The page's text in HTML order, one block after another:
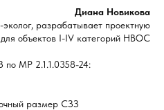
Диана Новикова
разрабатывает проектную
объектов I-IV категорий НВОС
по МР 2.1.1.0358-24:
размер СЗЗ